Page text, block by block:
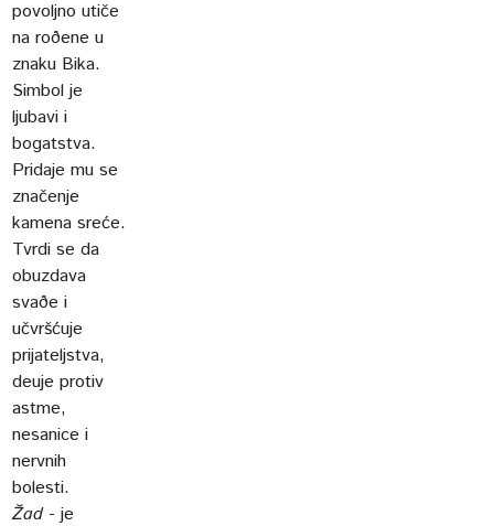
povoljno utiče
na roðene u
znaku Bika.
Simbol je
ljubavi i
bogatstva.
Pridaje mu se
značenje
kamena sreće.
Tvrdi se da
obuzdava
svaðe i
učvršćuje
prijateljstva,
deuje protiv
astme,
nesanice i
nervnih
bolesti.
Žad - je